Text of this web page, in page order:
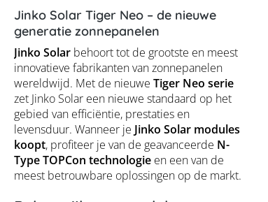
Jinko Solar Tiger Neo – de nieuwe
generatie zonnepanelen
Jinko Solar behoort tot de grootste en meest
innovatieve fabrikanten van zonnepanelen
wereldwijd. Met de nieuwe Tiger Neo serie
zet Jinko Solar een nieuwe standaard op het
gebied van efficiëntie, prestaties en
levensduur. Wanneer je Jinko Solar modules
koopt, profiteer je van de geavanceerde N-
Type TOPCon technologie en een van de
meest betrouwbare oplossingen op de markt.